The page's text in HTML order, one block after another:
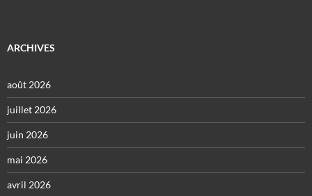
ARCHIVES
août 2026
juillet 2026
juin 2026
mai 2026
avril 2026